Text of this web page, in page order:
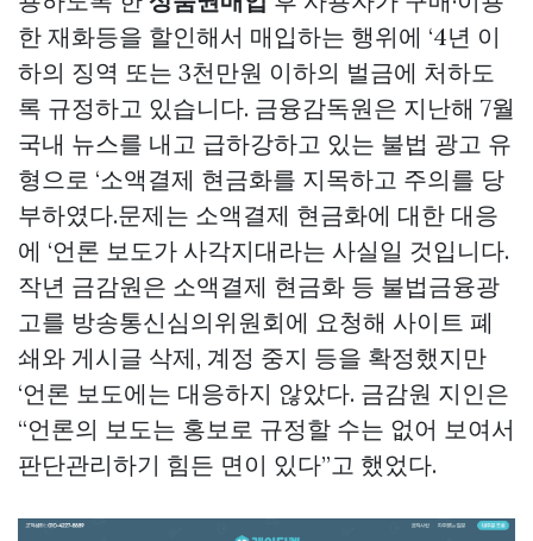
한 재화등을 할인해서 매입하는 행위에 ‘4년 이
하의 징역 또는 3천만원 이하의 벌금에 처하도
록 규정하고 있습니다. 금융감독원은 지난해 7월
국내 뉴스를 내고 급하강하고 있는 불법 광고 유
형으로 ‘소액결제 현금화를 지목하고 주의를 당
부하였다.문제는 소액결제 현금화에 대한 대응
에 ‘언론 보도가 사각지대라는 사실일 것입니다.
작년 금감원은 소액결제 현금화 등 불법금융광
고를 방송통신심의위원회에 요청해 사이트 폐
쇄와 게시글 삭제, 계정 중지 등을 확정했지만
‘언론 보도에는 대응하지 않았다. 금감원 지인은
“언론의 보도는 홍보로 규정할 수는 없어 보여서
판단관리하기 힘든 면이 있다”고 했었다.